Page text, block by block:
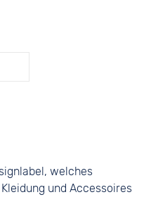
welches
und Accessoires